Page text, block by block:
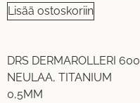
Lisää ostoskoriin
DRS DERMAROLLERI 600
NEULAA, TITANIUM
0,5MM